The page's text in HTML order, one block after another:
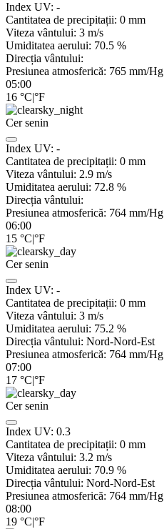
Index UV: -
Cantitatea de precipitații: 0 mm
Viteza vântului: 3 m/s
Umiditatea aerului: 70.5 %
Direcția vântului:
Presiunea atmosferică: 765 mm/Hg
05:00
16 °C|°F
Cer senin
Index UV: -
Cantitatea de precipitații: 0 mm
Viteza vântului: 2.9 m/s
Umiditatea aerului: 72.8 %
Direcția vântului:
Presiunea atmosferică: 764 mm/Hg
06:00
15 °C|°F
Cer senin
Index UV: -
Cantitatea de precipitații: 0 mm
Viteza vântului: 3 m/s
Umiditatea aerului: 75.2 %
Direcția vântului: Nord-Nord-Est
Presiunea atmosferică: 764 mm/Hg
07:00
17 °C|°F
Cer senin
Index UV: 0.3
Cantitatea de precipitații: 0 mm
Viteza vântului: 3.2 m/s
Umiditatea aerului: 70.9 %
Direcția vântului: Nord-Nord-Est
Presiunea atmosferică: 764 mm/Hg
08:00
19 °C|°F